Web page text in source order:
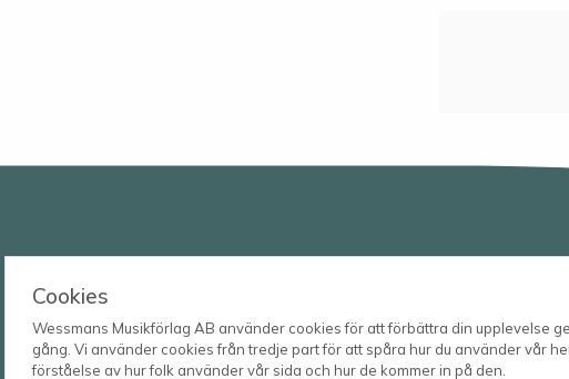
Cookies
Wessmans Musikförlag AB använder cookies för att förbättra din upplevelse
gång. Vi använder cookies från tredje part för att spåra hur du använder vår
förståelse av hur folk använder vår sida och hur de kommer in på den.
Leverans- och besöksadress
Bingebygatan 11 B
621 41 VISBY